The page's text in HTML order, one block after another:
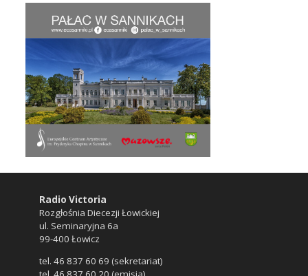
Radio Victoria
Rozgłośnia Diecezji Łowickiej
ul. Seminaryjna 6a
99-400 Łowicz
tel. 46 837 60 69 (sekretariat)